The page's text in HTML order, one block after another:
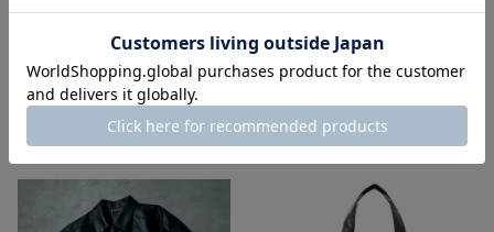
メンズアクセサリー | ゴルフ
RECOMMEND